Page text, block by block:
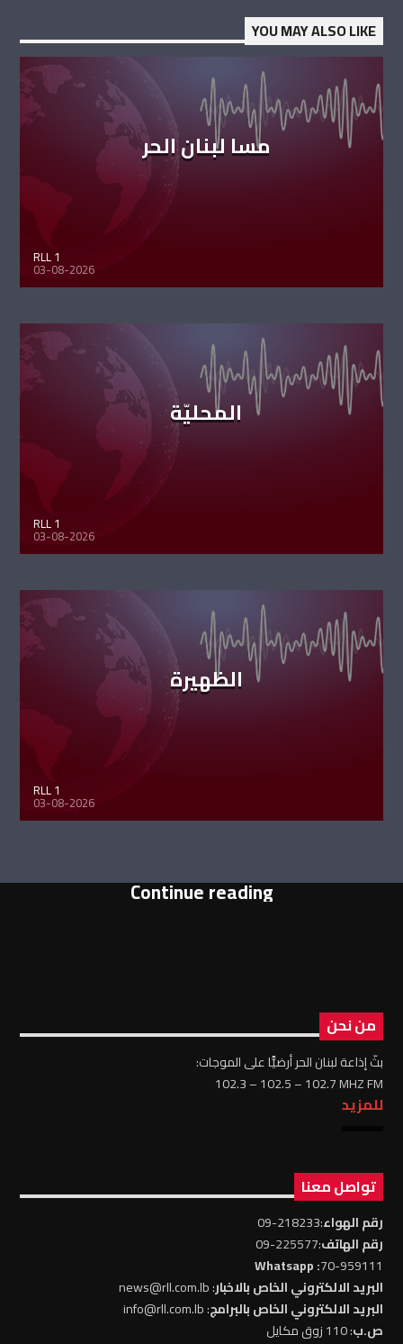
YOU MAY ALSO LIKE
مسا لبنان الحر
RLL 1
03-08-2026
المحليّة
RLL 1
03-08-2026
الظهيرة
RLL 1
03-08-2026
Continue reading
من نحن
بثّ إذاعة لبنان الحر أرضيًّا على الموجات:
102.3 – 102.5 – 102.7 MHZ FM
للمزيد
تواصل معنا
رقم الهواء:218233-09
رقم الهاتف:225577-09
70-959111
: Whatsapp
البريد الالكتروني الخاص بالاخبار: news@rll.com.lb
البريد الالكتروني الخاص بالبرامج: info@rll.com.lb
ص.ب: 110 زوق مكايل